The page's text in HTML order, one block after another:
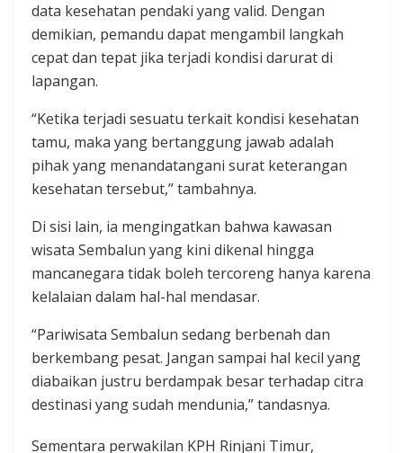
data kesehatan pendaki yang valid. Dengan
demikian, pemandu dapat mengambil langkah
cepat dan tepat jika terjadi kondisi darurat di
lapangan.
“Ketika terjadi sesuatu terkait kondisi kesehatan
tamu, maka yang bertanggung jawab adalah
pihak yang menandatangani surat keterangan
kesehatan tersebut,” tambahnya.
Di sisi lain, ia mengingatkan bahwa kawasan
wisata Sembalun yang kini dikenal hingga
mancanegara tidak boleh tercoreng hanya karena
kelalaian dalam hal-hal mendasar.
“Pariwisata Sembalun sedang berbenah dan
berkembang pesat. Jangan sampai hal kecil yang
diabaikan justru berdampak besar terhadap citra
destinasi yang sudah mendunia,” tandasnya.
Sementara perwakilan KPH Rinjani Timur,